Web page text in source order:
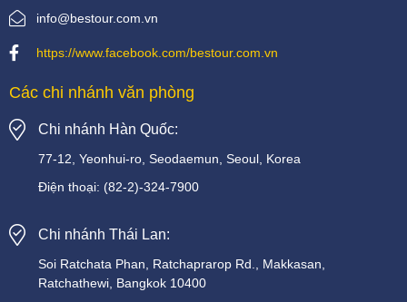
info@bestour.com.vn
https://www.facebook.com/bestour.com.vn
Các chi nhánh văn phòng
Chi nhánh Hàn Quốc:
77-12, Yeonhui-ro, Seodaemun, Seoul, Korea
Điện thoại: (82-2)-324-7900
Chi nhánh Thái Lan:
Soi Ratchata Phan, Ratchaprarop Rd.,
Makkasan,
Ratchathewi, Bangkok 10400